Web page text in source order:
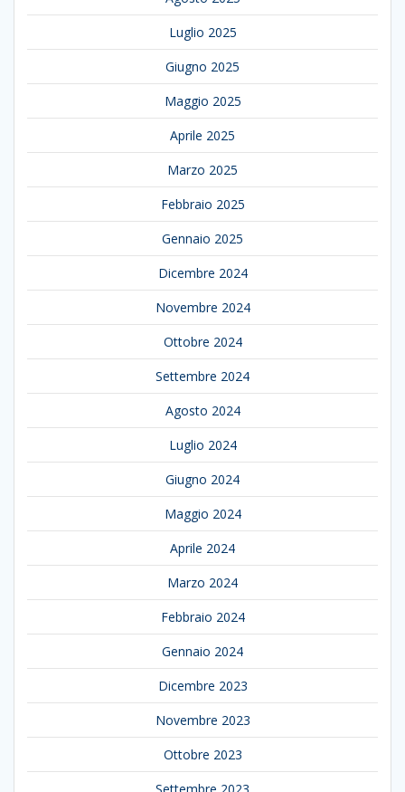
Luglio 2025
Giugno 2025
Maggio 2025
Aprile 2025
Marzo 2025
Febbraio 2025
Gennaio 2025
Dicembre 2024
Novembre 2024
Ottobre 2024
Settembre 2024
Agosto 2024
Luglio 2024
Giugno 2024
Maggio 2024
Aprile 2024
Marzo 2024
Febbraio 2024
Gennaio 2024
Dicembre 2023
Novembre 2023
Ottobre 2023